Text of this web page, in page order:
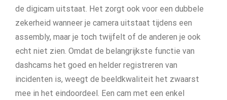
de digicam uitstaat. Het zorgt ook voor een dubbele
zekerheid wanneer je camera uitstaat tijdens een
assembly, maar je toch twijfelt of de anderen je ook
echt niet zien. Omdat de belangrijkste functie van
dashcams het goed en helder registreren van
incidenten is, weegt de beeldkwaliteit het zwaarst
mee in het eindoordeel. Een cam met een enkel